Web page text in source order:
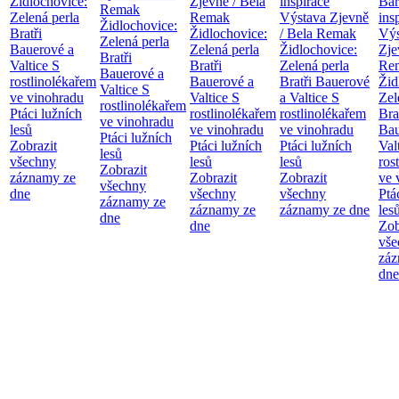
Zelená perla
Bratři
Bauerové a
Valtice S
rostlinolékařem
ve vinohradu
Ptáci lužních
lesů
Zobrazit
všechny
záznamy ze
dne
Remak
Židlochovice:
Zelená perla
Bratři
Bauerové a
Valtice S
rostlinolékařem
ve vinohradu
Ptáci lužních
lesů
Zobrazit
všechny
záznamy ze
dne
Remak
Židlochovice:
Zelená perla
Bratři
Bauerové a
Valtice S
rostlinolékařem
ve vinohradu
Ptáci lužních
lesů
Zobrazit
všechny
záznamy ze
dne
Výstava Zjevně
/ Bela Remak
Židlochovice:
Zelená perla
Bratři Bauerové
a Valtice S
rostlinolékařem
ve vinohradu
Ptáci lužních
lesů
Zobrazit
všechny
záznamy ze dne
ve
dne